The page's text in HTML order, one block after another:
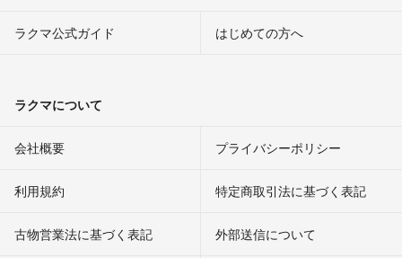
ラクマ公式ガイド はじめての方へ
ラクマについて
会社概要 プライバシーポリシー
利用規約 特定商取引法に基づく表記
古物営業法に基づく表記 外部送信について